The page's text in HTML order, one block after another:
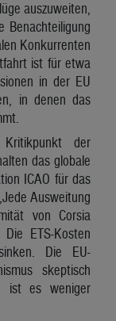
auszuweiten,
Benachteiligung
Konkurrenten
ist für etwa
in der EU
in denen das
der
das globale
ICAO für das
Ausweitung
von Corsia
ETS-Kosten
Die EU-
skeptisch
ist es weniger